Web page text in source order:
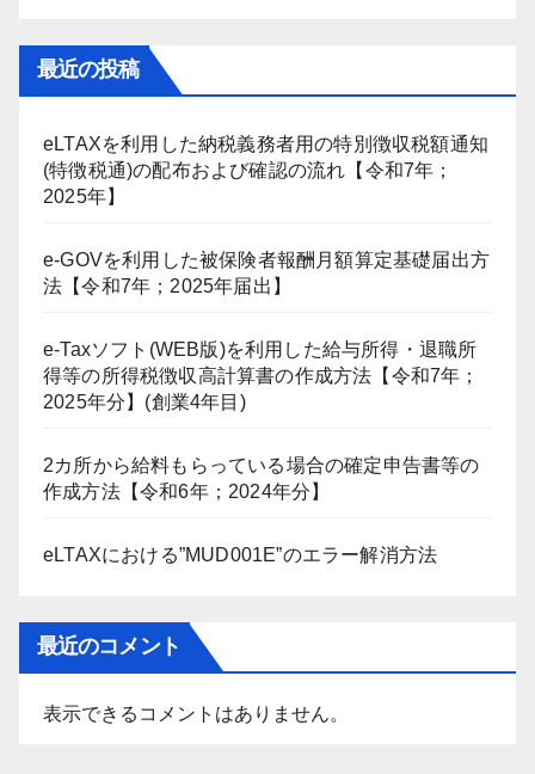
最近の投稿
eLTAXを利用した納税義務者用の特別徴収税額通知
(特徴税通)の配布および確認の流れ【令和7年；
2025年】
e-GOVを利用した被保険者報酬月額算定基礎届出方
法【令和7年；2025年届出】
e-Taxソフト(WEB版)を利用した給与所得・退職所
得等の所得税徴収高計算書の作成方法【令和7年；
2025年分】(創業4年目)
2カ所から給料もらっている場合の確定申告書等の
作成方法【令和6年；2024年分】
eLTAXにおける”MUD001E”のエラー解消方法
最近のコメント
表示できるコメントはありません。